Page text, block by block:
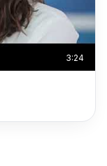
3:24